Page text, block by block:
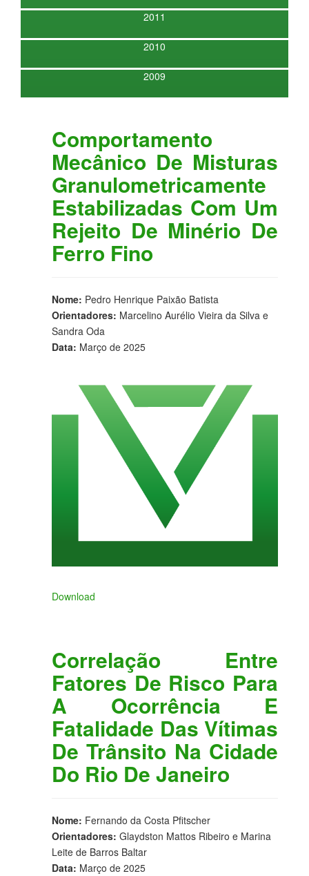
2011
2010
2009
Comportamento
Mecânico De Misturas
Granulometricamente
Estabilizadas Com Um
Rejeito De Minério De
Ferro Fino
Nome: Pedro Henrique Paixão Batista
Orientadores: Marcelino Aurélio Vieira da Silva e
Sandra Oda
Data: Março de 2025
Download
Correlação Entre
Fatores De Risco Para
A Ocorrência E
Fatalidade Das Vítimas
De Trânsito Na Cidade
Do Rio De Janeiro
Nome: Fernando da Costa Pfitscher
Orientadores: Glaydston Mattos Ribeiro e Marina
Leite de Barros Baltar
Data: Março de 2025